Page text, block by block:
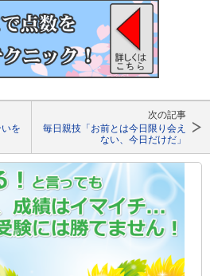
を
次の記事
毎日親技「お前とは今日限り会え
ない、今日だけだ」